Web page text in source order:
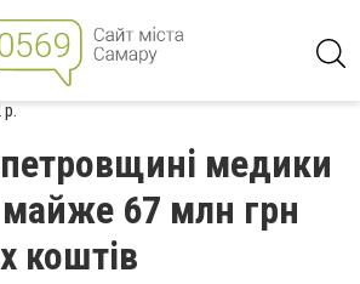
медики
майже 67 млн грн
коштів